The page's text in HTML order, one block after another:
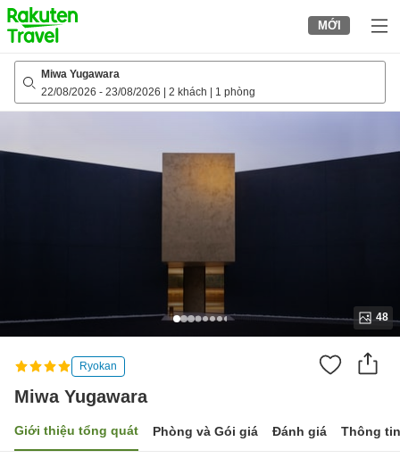
to
top
page
MỚI
Miwa Yugawara
22/08/2026 - 23/08/2026 2 khách 1 phòng
48
Ryokan
Miwa Yugawara
Giới thiệu tổng quát Phòng và Gói giá Đánh giá Thông